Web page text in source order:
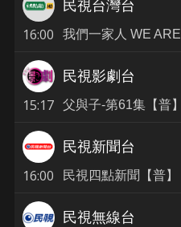
16:00
民視台灣台
15:17
民視影劇台
父與子-第61集【普】
16:00
民視新聞台
民視四點新聞【普】
民視無線台